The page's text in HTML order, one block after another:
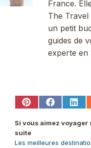
France.
The
un petit
guides de
experte en
Share
Pinterest
Share
Si vous aimez
suite
Les meilleures